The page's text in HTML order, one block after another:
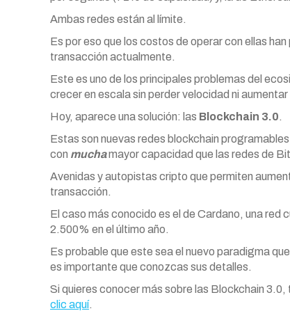
Ambas redes están al límite.
Es por eso que los costos de operar con ellas
transacción actualmente.
Este es uno de los principales problemas del
crecer en escala sin perder velocidad ni
Hoy, aparece una solución: las Blockchain 3.0.
Estas son nuevas redes blockchain
con muchamayor capacidad que las redes de
Avenidas y autopistas cripto que permiten
transacción.
El caso más conocido es el de Cardano, una red
2.500% en el último año.
Es probable que este sea el nuevo paradigma
es importante que conozcas sus detalles.
Si quieres conocer más sobre las Blockchain
clic aquí.